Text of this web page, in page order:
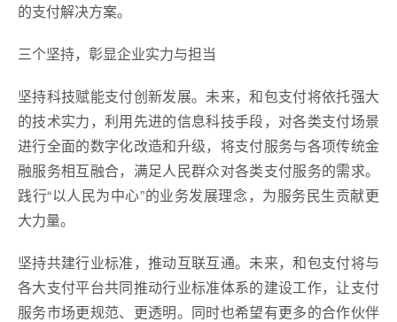
的支付解决方案。
三个坚持，彰显企业实力与担当
坚持科技赋能支付创新发展。未来，和包支付将依托强大
的技术实力，利用先进的信息科技手段，对各类支付场景
进行全面的数字化改造和升级，将支付服务与各项传统金
融服务相互融合，满足人民群众对各类支付服务的需求。
践行“以人民为中心”的业务发展理念，为服务民生贡献更
大力量。
坚持共建行业标准，推动互联互通。未来，和包支付将与
各大支付平台共同推动行业标准体系的建设工作，让支付
服务市场更规范、更透明。同时也希望有更多的合作伙伴